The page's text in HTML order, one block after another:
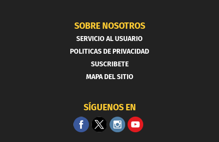
SOBRE NOSOTROS
SERVICIO AL USUARIO
POLITICAS DE PRIVACIDAD
SUSCRIBETE
MAPA DEL SITIO
SÍGUENOS EN